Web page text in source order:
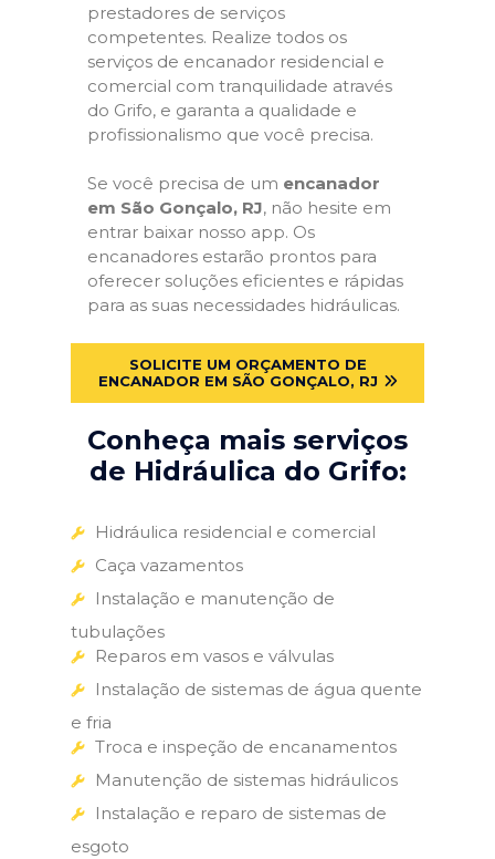
prestadores de serviços
competentes. Realize todos os
serviços de encanador residencial e
comercial com tranquilidade através
do Grifo, e garanta a qualidade e
profissionalismo que você precisa.
Se você precisa de um encanador
em São Gonçalo, RJ, não hesite em
entrar baixar nosso app. Os
encanadores estarão prontos para
oferecer soluções eficientes e rápidas
para as suas necessidades hidráulicas.
SOLICITE UM ORÇAMENTO DE
ENCANADOR EM SÃO GONÇALO, RJ
Conheça mais serviços
de Hidráulica do Grifo:
Hidráulica residencial e comercial
Caça vazamentos
Instalação e manutenção de
tubulações
Reparos em vasos e válvulas
Instalação de sistemas de água quente
e fria
Troca e inspeção de encanamentos
Manutenção de sistemas hidráulicos
Instalação e reparo de sistemas de
esgoto